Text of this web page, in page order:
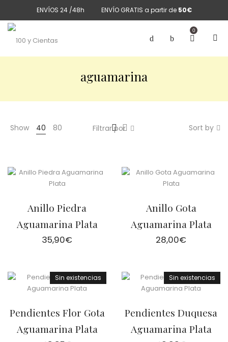
ENVÍOS 24 /48h ENVÍO GRATIS a partir de 50€
0
aguamarina
Show 40 80 Sort by
Filtrar por
Anillo Piedra
Aguamarina Plata
35,90€
Anillo Gota
Aguamarina Plata
28,00€
Sin existencias
Pendientes Flor Gota
Aguamarina Plata
Sin existencias
Pendientes Duquesa
Aguamarina Plata